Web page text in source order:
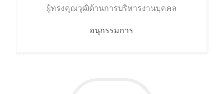
ผู้ทรงคุณวุฒิด้านการบริหารงานบุคคล
อนุกรรมการ